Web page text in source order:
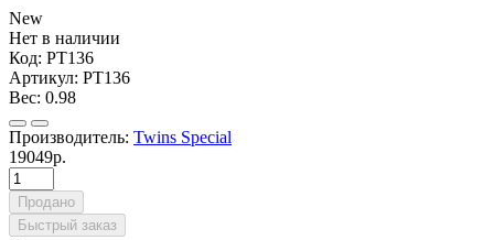
New
Нет в наличии
Код: PT136
Артикул: PT136
Вес: 0.98
Производитель: Twins Special
19049р.
Продано
Быстрый заказ